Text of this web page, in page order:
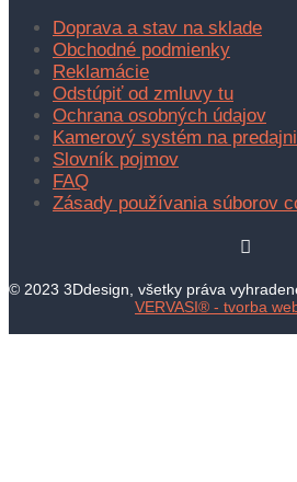
Doprava a stav na sklade
Obchodné podmienky
Reklamácie
Odstúpiť od zmluvy tu
Ochrana osobných údajov
Kamerový systém na
Slovník pojmov
FAQ
Zásady používania súborov
© 2023 3Ddesign, všetky práva
VERVASI® - tvorba